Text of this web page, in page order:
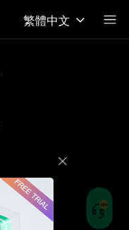
繁體中文